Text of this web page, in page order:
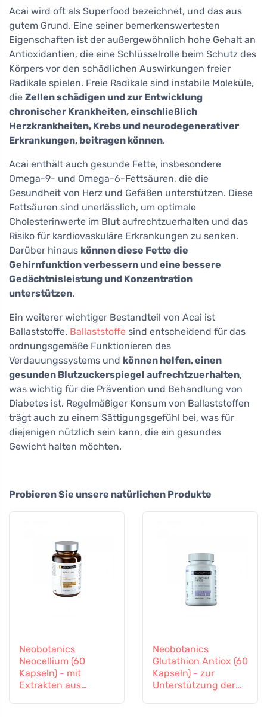
Acai wird oft als Superfood bezeichnet, und das aus
gutem Grund. Eine seiner bemerkenswertesten
Eigenschaften ist der außergewöhnlich hohe Gehalt an
Antioxidantien, die eine Schlüsselrolle beim Schutz des
Körpers vor den schädlichen Auswirkungen freier
Radikale spielen. Freie Radikale sind instabile Moleküle,
die Zellen schädigen und zur Entwicklung
chronischer Krankheiten, einschließlich
Herzkrankheiten, Krebs und neurodegenerativer
Erkrankungen, beitragen können.
Acai enthält auch gesunde Fette, insbesondere
Omega-9- und Omega-6-Fettsäuren, die die
Gesundheit von Herz und Gefäßen unterstützen. Diese
Fettsäuren sind unerlässlich, um optimale
Cholesterinwerte im Blut aufrechtzuerhalten und das
Risiko für kardiovaskuläre Erkrankungen zu senken.
Darüber hinaus können diese Fette die
Gehirnfunktion verbessern und eine bessere
Gedächtnisleistung und Konzentration
unterstützen.
Ein weiterer wichtiger Bestandteil von Acai ist
Ballaststoffe. Ballaststoffe sind entscheidend für das
ordnungsgemäße Funktionieren des
Verdauungssystems und können helfen, einen
gesunden Blutzuckerspiegel aufrechtzuerhalten,
was wichtig für die Prävention und Behandlung von
Diabetes ist. Regelmäßiger Konsum von Ballaststoffen
trägt auch zu einem Sättigungsgefühl bei, was für
diejenigen nützlich sein kann, die ein gesundes
Gewicht halten möchten.
Probieren Sie unsere natürlichen Produkte
Neobotanics
Neocellium (60
Kapseln) - mit
Extrakten aus
Neobotanics
Glutathion Antiox (60
Kapseln) - zur
Unterstützung der